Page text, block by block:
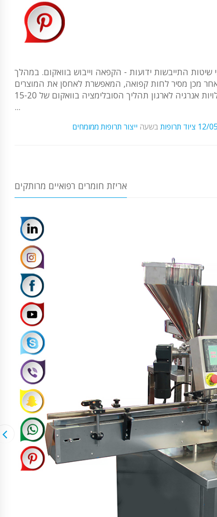
התייבשות ידועות - הקפאה וייבוש בוואקום. במהלך
מכן מסיר לחות קפואה, המאפשרת לאחסן את המוצרים
באריזה המתאימה (שנה ומעלה) בטמפרטורת הסביבה הלא מוסדרת. עלויות אנרגיה לארגון תהליך הסובלימציה בוואקום של 15-20
...
12/ ציוד תרופות בשעה ייצור תרופות ממומחים
אריזת חומרים רפואיים מרותקים